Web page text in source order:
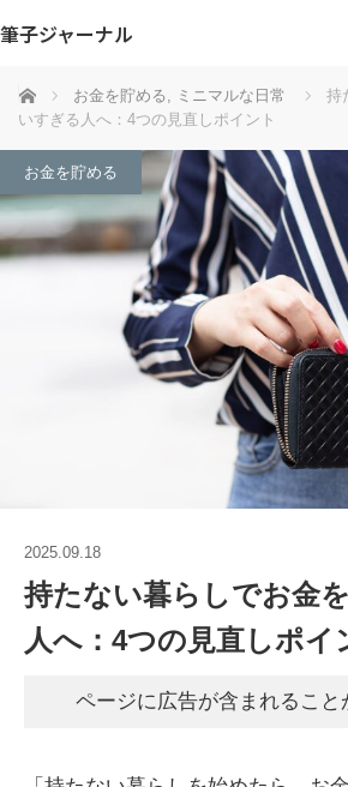
筆子ジャーナル
ホーム お金を貯める, ミニマルな日常
持
いすぎる人へ：4つの見直しポイント
お金を貯める
2025.09.18
持たない暮らしでお金
人へ：4つの見直しポイ
ページに広告が含まれること